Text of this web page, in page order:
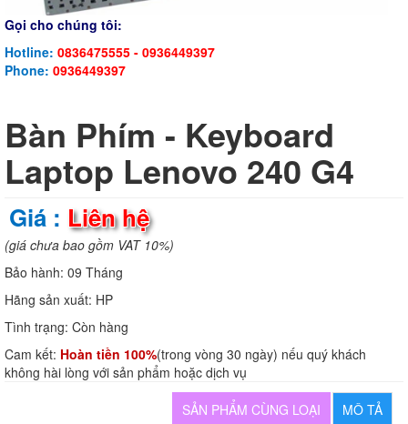
Gọi cho chúng tôi:
Hotline: 0836475555 - 0936449397
Phone: 0936449397
Bàn Phím - Keyboard
Laptop Lenovo 240 G4
Giá : Liên hệ
(giá chưa bao gồm VAT 10%)
Bảo hành: 09 Tháng
Hãng sản xuất: HP
Tình trạng: Còn hàng
Cam kết: Hoàn tiền 100%(trong vòng 30 ngày) nếu quý khách
không hài lòng với sản phẩm hoặc dịch vụ
MÔ TẢ
SẢN PHẨM CÙNG LOẠI